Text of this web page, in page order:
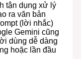
tận dụng xử lý
ra văn bản
(lời nhắc)
Gemini cũng
dùng dễ dàng
hoặc lần đầu